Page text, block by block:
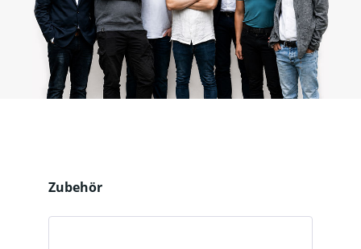
Produktgalerie überspringen
Zubehör